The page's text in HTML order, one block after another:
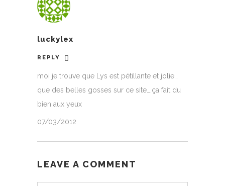
luckylex
REPLY
moi je trouve que Lys est pétillante et jolie…
que des belles gosses sur ce site….ça fait du
bien aux yeux
07/03/2012
LEAVE A COMMENT